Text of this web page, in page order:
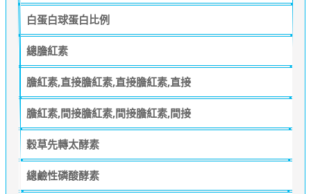
白蛋白球蛋白比例
總膽紅素
膽紅素,直接膽紅素,直接膽紅素,直接
膽紅素,間接膽紅素,間接膽紅素,間接
穀草先轉太酵素
總鹼性磷酸酵素